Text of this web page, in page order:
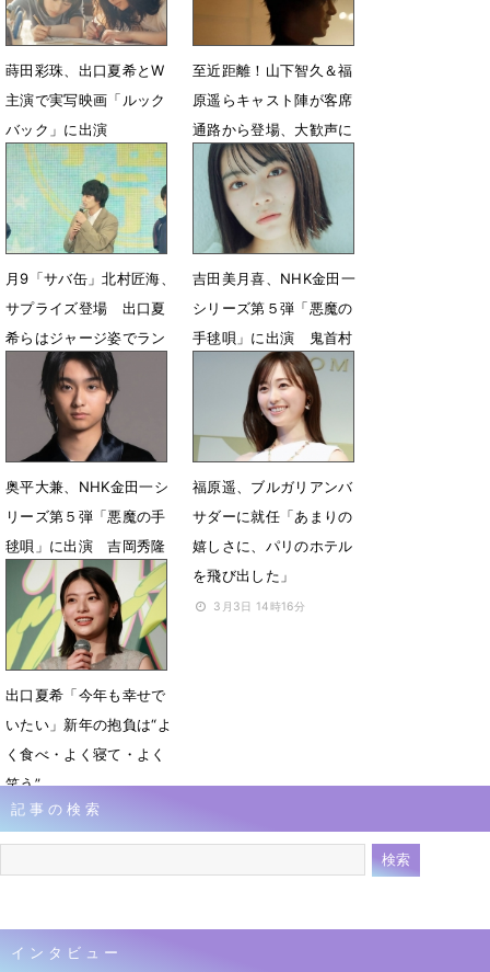
7月15日 13時15分
蒔田彩珠、出口夏希とW
主演で実写映画「ルック
バック」に出演
6月9日 07時04分
至近距離！山下智久＆福
原遥らキャスト陣が客席
通路から登場、大歓声に
包まれる
5月1日 06時42分
月9「サバ缶」北村匠海、
サプライズ登場 出口夏
希らはジャージ姿でラン
ウェイ
4月20日 07時29分
吉田美月喜、NHK金田一
シリーズ第５弾「悪魔の
手毬唄」に出演 鬼首村
出身の人気歌手役
3月6日 18時00分
奥平大兼、NHK金田一シ
リーズ第５弾「悪魔の手
毬唄」に出演 吉岡秀隆
が滞在する「亀の湯」長
男役
3月6日 17時38分
福原遥、ブルガリアンバ
サダーに就任「あまりの
嬉しさに、パリのホテル
を飛び出した」
3月3日 14時16分
出口夏希「今年も幸せで
いたい」新年の抱負は“よ
く食べ・よく寝て・よく
笑う”
1月7日 07時10分
記事の検索
インタビュー